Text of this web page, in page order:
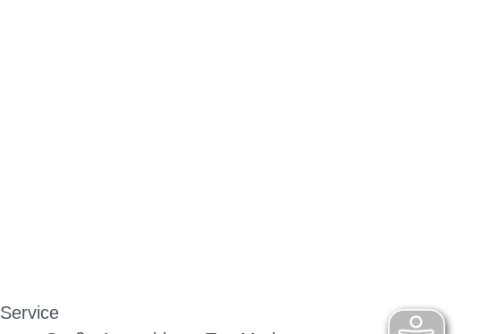
Service